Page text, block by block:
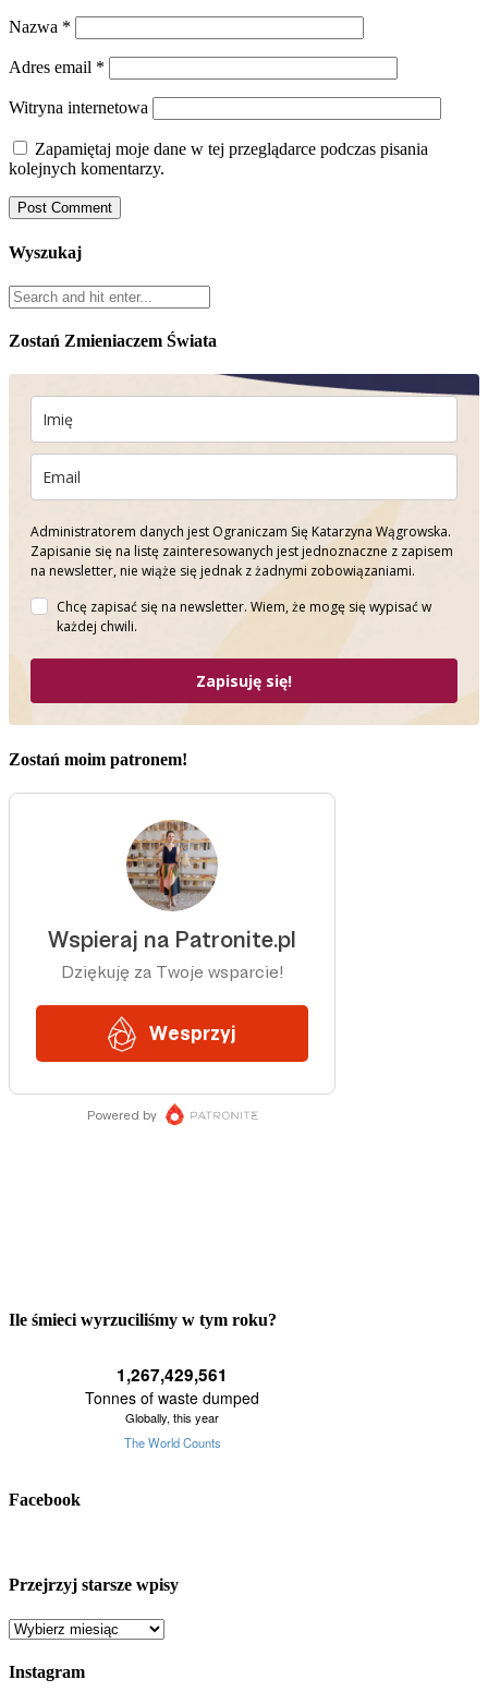
Nazwa *
Adres email *
Witryna internetowa
Zapamiętaj moje dane w tej przeglądarce podczas pisania
kolejnych komentarzy.
Wyszukaj
Zostań Zmieniaczem Świata
Administratorem danych jest Ograniczam Się Katarzyna Wągrowska.
Zapisanie się na listę zainteresowanych jest jednoznaczne z zapisem
na newsletter, nie wiąże się jednak z żadnymi zobowiązaniami.
Chcę zapisać się na newsletter. Wiem, że mogę się wypisać w
każdej chwili.
Zapisuję się!
Zostań moim patronem!
Ile śmieci wyrzuciliśmy w tym roku?
Facebook
Przejrzyj starsze wpisy
Przejrzyj
wpisy
Instagram